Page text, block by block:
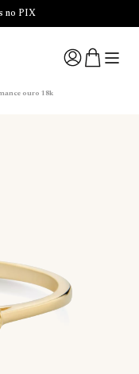
no PIX
ouro 18k